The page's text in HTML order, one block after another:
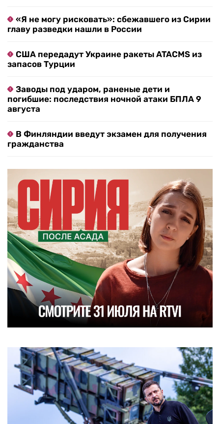
«Я не могу рисковать»: сбежавшего из Сирии
главу разведки нашли в России
США передадут Украине ракеты ATACMS из
запасов Турции
Заводы под ударом, раненые дети и
погибшие: последствия ночной атаки БПЛА 9
августа
В Финляндии введут экзамен для получения
гражданства